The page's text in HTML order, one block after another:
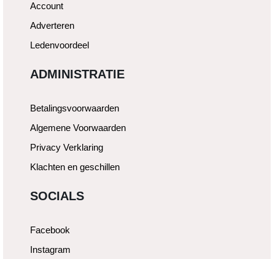
Account
Adverteren
Ledenvoordeel
ADMINISTRATIE
Betalingsvoorwaarden
Algemene Voorwaarden
Privacy Verklaring
Klachten en geschillen
SOCIALS
Facebook
Instagram